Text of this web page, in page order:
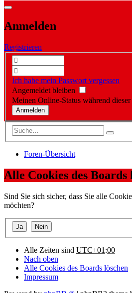
Anmelden
Registrieren
Ich habe mein Passwort vergessen
Angemeldet bleiben
Meinen Online-Status während
Foren-Übersicht
Alle Cookies des Boards
Sind Sie sich sicher, dass Sie alle
möchten?
Alle Zeiten sind UTC+01:00
Nach oben
Alle Cookies des Boards löschen
Impressum